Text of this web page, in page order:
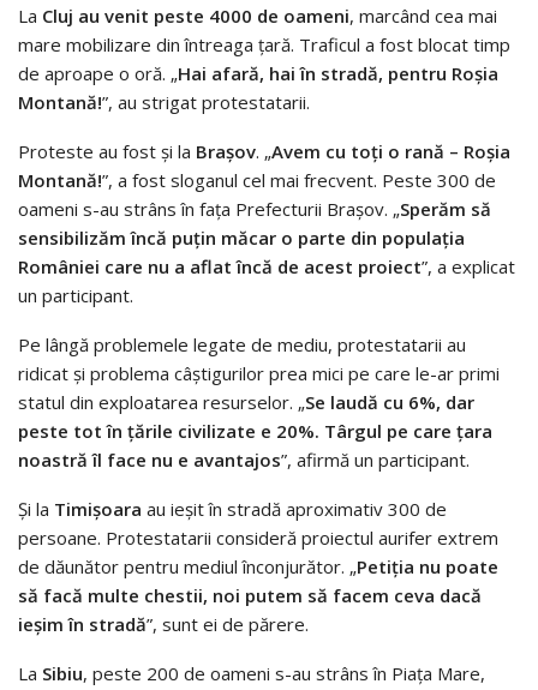
La Cluj au venit peste 4000 de oameni, marcând cea mai
mare mobilizare din întreaga țară. Traficul a fost blocat timp
de aproape o oră. „Hai afară, hai în stradă, pentru Roşia
Montană!”, au strigat protestatarii.
Proteste au fost şi la Braşov. „Avem cu toți o rană – Roșia
Montană!”, a fost sloganul cel mai frecvent. Peste 300 de
oameni s-au strâns în faţa Prefecturii Braşov. „Sperăm să
sensibilizăm încă puțin măcar o parte din populația
României care nu a aflat încă de acest proiect”, a explicat
un participant.
Pe lângă problemele legate de mediu, protestatarii au
ridicat şi problema câştigurilor prea mici pe care le-ar primi
statul din exploatarea resurselor. „Se laudă cu 6%, dar
peste tot în țările civilizate e 20%. Târgul pe care țara
noastră îl face nu e avantajos”, afirmă un participant.
Și la Timişoara au ieşit în stradă aproximativ 300 de
persoane. Protestatarii consideră proiectul aurifer extrem
de dăunător pentru mediul înconjurător. „Petiția nu poate
să facă multe chestii, noi putem să facem ceva dacă
ieșim în stradă”, sunt ei de părere.
La Sibiu, peste 200 de oameni s-au strâns în Piaţa Mare,